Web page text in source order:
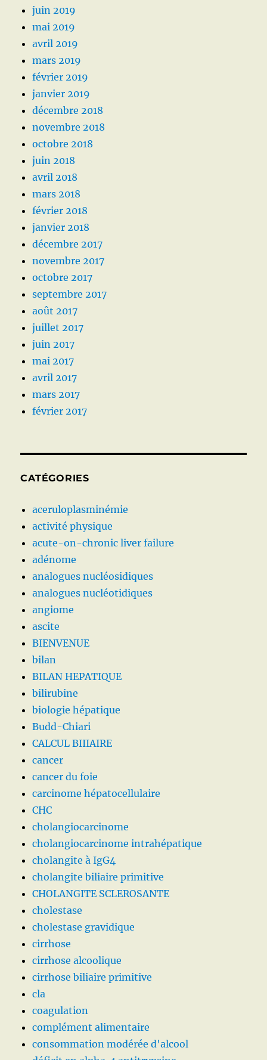
juin 2019
mai 2019
avril 2019
mars 2019
février 2019
janvier 2019
décembre 2018
novembre 2018
octobre 2018
juin 2018
avril 2018
mars 2018
février 2018
janvier 2018
décembre 2017
novembre 2017
octobre 2017
septembre 2017
août 2017
juillet 2017
juin 2017
mai 2017
avril 2017
mars 2017
février 2017
CATÉGORIES
aceruloplasminémie
activité physique
acute-on-chronic liver failure
adénome
analogues nucléosidiques
analogues nucléotidiques
angiome
ascite
BIENVENUE
bilan
BILAN HEPATIQUE
bilirubine
biologie hépatique
Budd-Chiari
CALCUL BIIIAIRE
cancer
cancer du foie
carcinome hépatocellulaire
CHC
cholangiocarcinome
cholangiocarcinome intrahépatique
cholangite à IgG4
cholangite biliaire primitive
CHOLANGITE SCLEROSANTE
cholestase
cholestase gravidique
cirrhose
cirrhose alcoolique
cirrhose biliaire primitive
cla
coagulation
complément alimentaire
consommation modérée d'alcool